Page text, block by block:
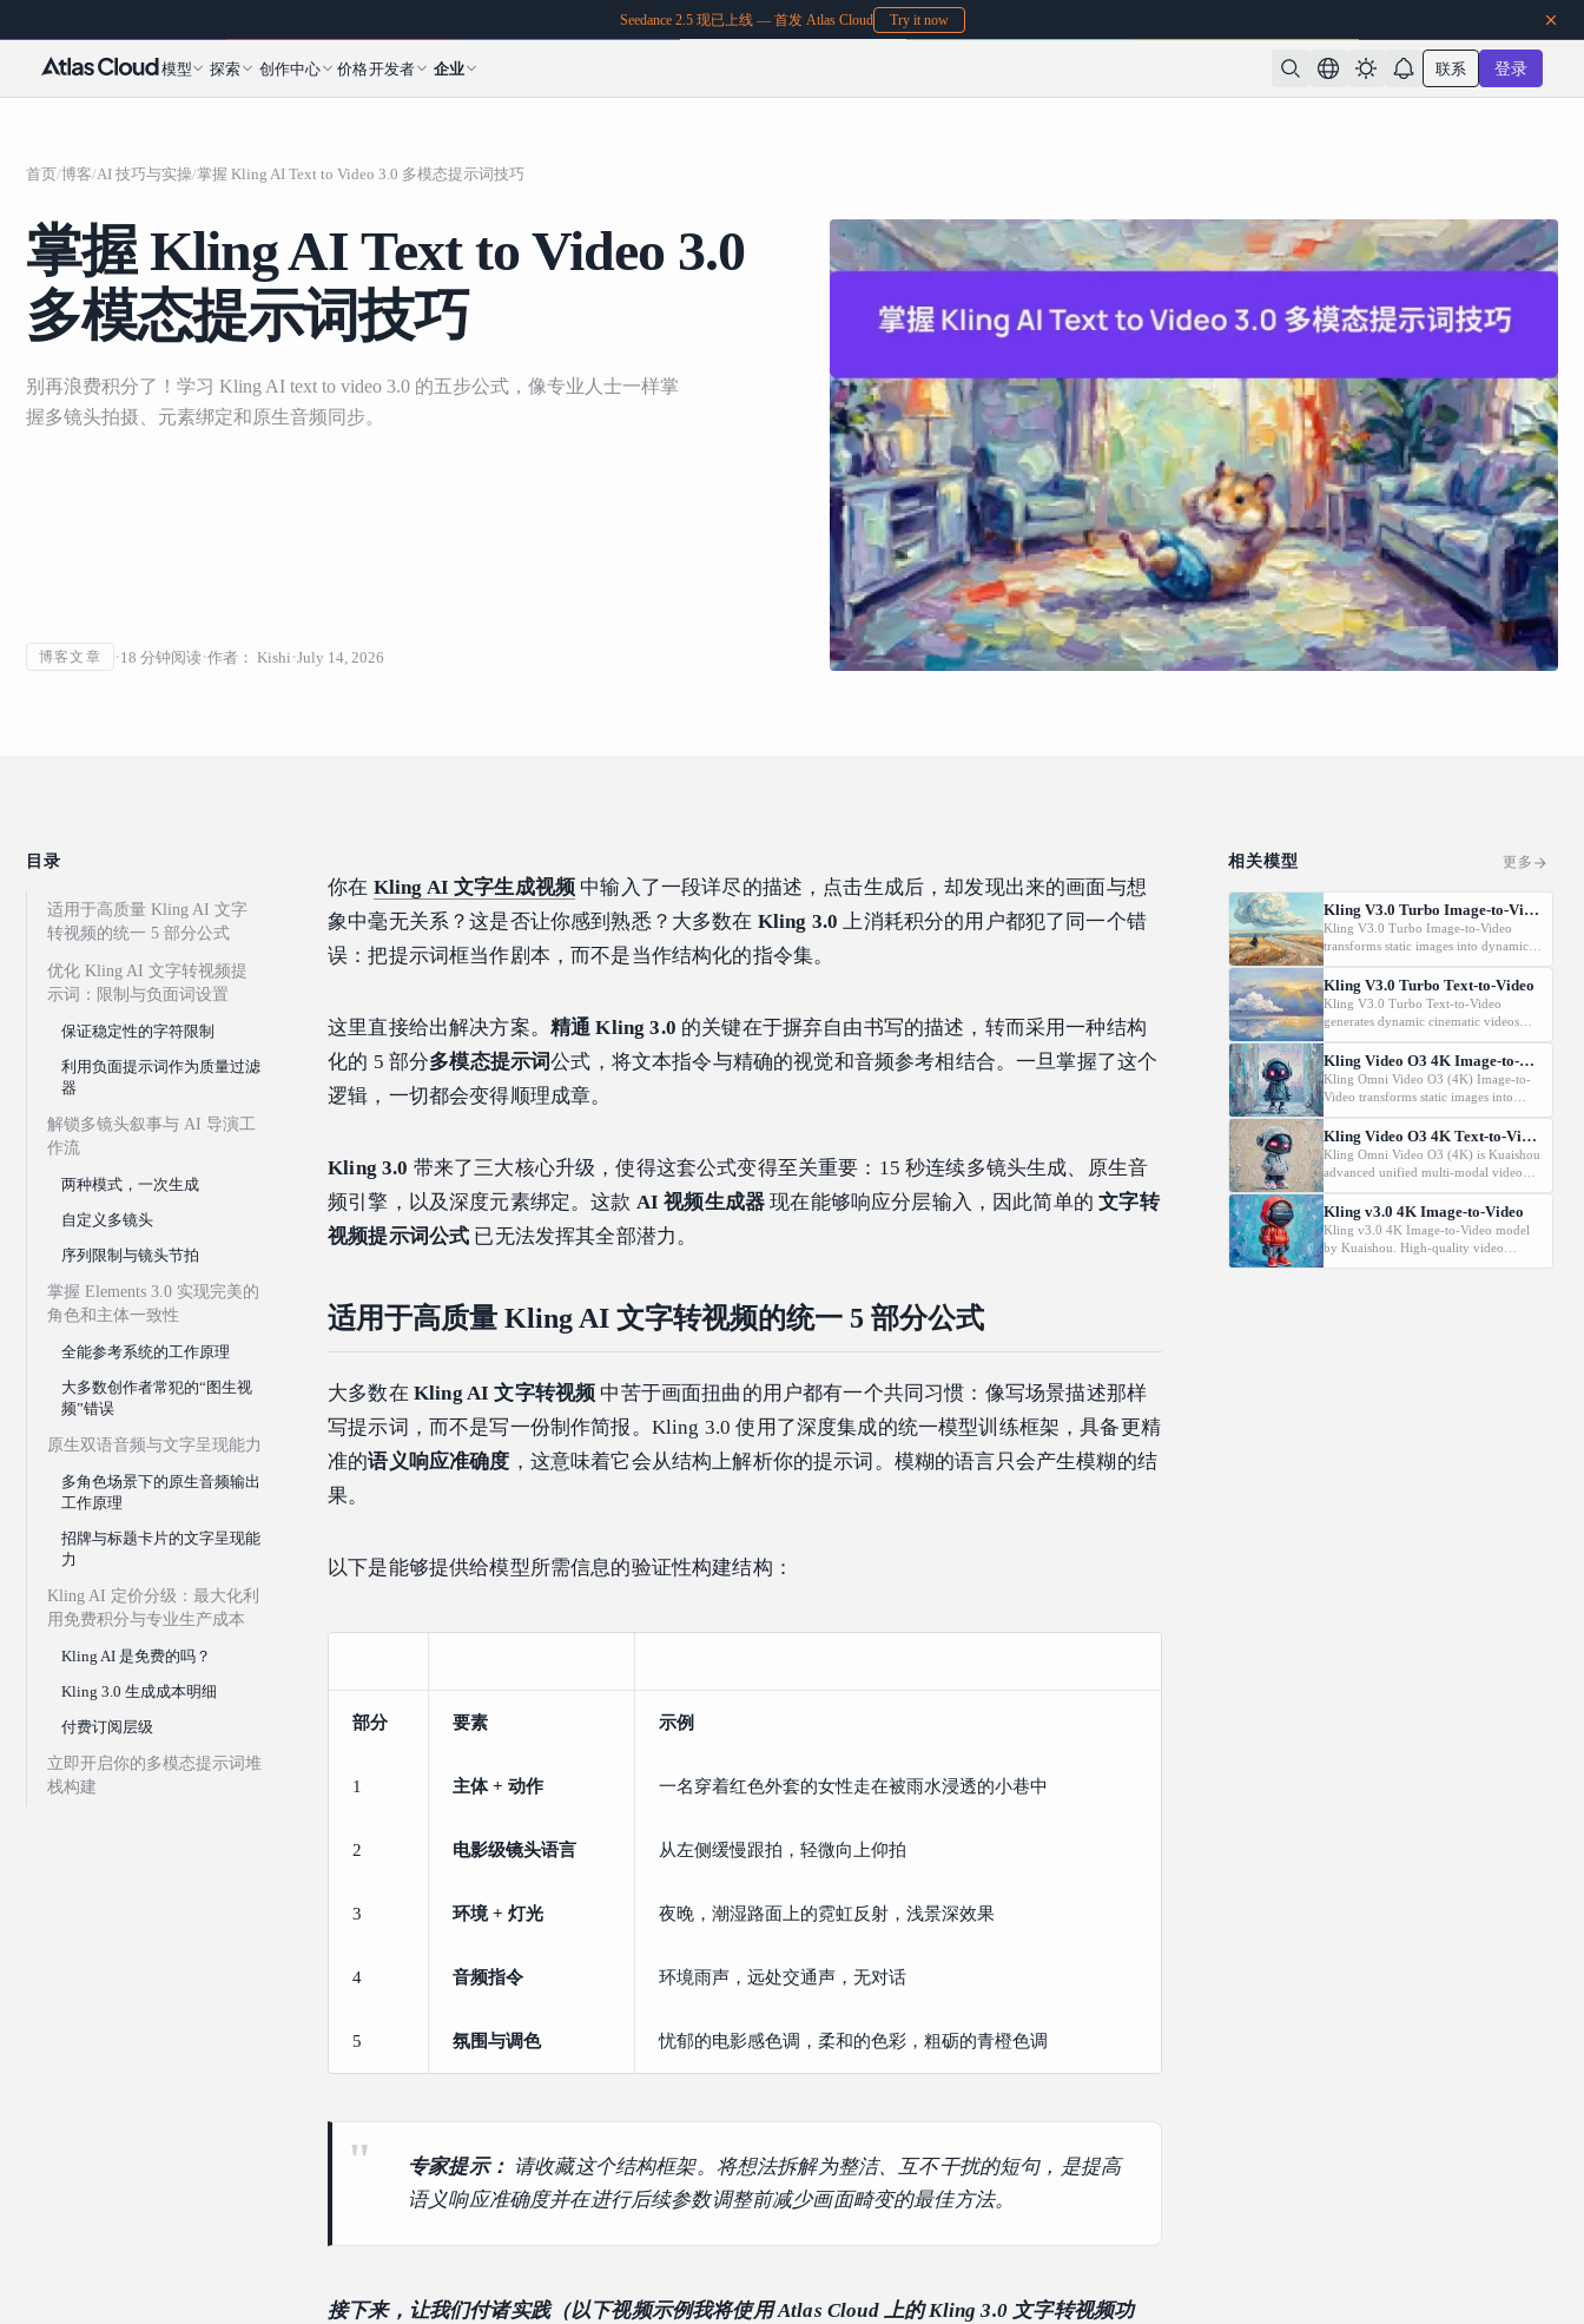
Seedance 2.5 现已上线 — 首发 Atlas Cloud Try it now
模型 探索 创作中心 价格开发者 企业 联系 登录
首页/博客/AI 技巧与实操/掌握 Kling AI Text to Video 3.0 多模态提示词技巧
掌握 Kling AI Text to Video 3.0
多模态提示词技巧
别再浪费积分了！学习 Kling AI text to video 3.0 的五步公式，像专业人士一样掌
握多镜头拍摄、元素绑定和原生音频同步。
博客文章 18 分钟阅读 作者： Kishi July 14, 2026
目录
适用于高质量 Kling AI 文字
转视频的统一 5 部分公式
优化 Kling AI 文字转视频提
示词：限制与负面词设置
保证稳定性的字符限制
利用负面提示词作为质量过滤
器
解锁多镜头叙事与 AI 导演工
作流
两种模式，一次生成
自定义多镜头
序列限制与镜头节拍
掌握 Elements 3.0 实现完美的
角色和主体一致性
全能参考系统的工作原理
大多数创作者常犯的“图生视
频”错误
原生双语音频与文字呈现能力
多角色场景下的原生音频输出
工作原理
招牌与标题卡片的文字呈现能
力
Kling AI 定价分级：最大化利
用免费积分与专业生产成本
Kling AI 是免费的吗？
Kling 3.0 生成成本明细
付费订阅层级
立即开启你的多模态提示词堆
栈构建
你在 Kling AI 文字生成视频 中输入了一段详尽的描述，点击生成后，却发现出来的画面与想
象中毫无关系？这是否让你感到熟悉？大多数在 Kling 3.0 上消耗积分的用户都犯了同一个错
误：把提示词框当作剧本，而不是当作结构化的指令集。
这里直接给出解决方案。 精通 Kling 3.0 的关键在于摒弃自由书写的描述，转而采用一种结构
化的 5 部分多模态提示词公式，将文本指令与精确的视觉和音频参考相结合。一旦掌握了这个
逻辑，一切都会变得顺理成章。
Kling 3.0 带来了三大核心升级，使得这套公式变得至关重要：15 秒连续多镜头生成、原生音
频引擎，以及深度元素绑定。这款 AI 视频生成器 现在能够响应分层输入，因此简单的文字转
视频提示词公式 已无法发挥其全部潜力。
适用于高质量 Kling AI 文字转视频的统一 5 部分公式
大多数在 Kling AI 文字转视频 中苦于画面扭曲的用户都有一个共同习惯：像写场景描述那样
写提示词，而不是写一份制作简报。Kling 3.0 使用了深度集成的统一模型训练框架，具备更精
准的语义响应准确度 ，这意味着它会从结构上解析你的提示词。模糊的语言只会产生模糊的结
果。
以下是能够提供给模型所需信息的验证性构建结构：
部分 要素 示例
1 主体 + 动作 一名穿着红色外套的女性走在被雨水浸透的小巷中
2 电影级镜头语言 从左侧缓慢跟拍，轻微向上仰拍
3 环境 + 灯光 夜晚，潮湿路面上的霓虹反射，浅景深效果
4 音频指令 环境雨声，远处交通声，无对话
5 氛围与调色 忧郁的电影感色调，柔和的色彩，粗砺的青橙色调
专家提示： 请收藏这个结构框架。将想法拆解为整洁、互不干扰的短句，是提高
语义响应准确度并在进行后续参数调整前减少画面畸变的最佳方法。
接下来，让我们付诸实践（以下视频示例我将使用 Atlas Cloud 上的 Kling 3.0 文字转视频功
相关模型 更多
Kling V3.0 Turbo Image-to-Video
Kling V3.0 Turbo Image-to-Video
transforms static images into dynamic
cinematic videos using MVL
technology. Supports first/last frame
control and audio generation.
Kling V3.0 Turbo Text-to-Video
Kling V3.0 Turbo Text-to-Video
generates dynamic cinematic videos
from text prompts using MVL
technology. Supports first/last frame
control and audio generation.
Kling Video O3 4K Image-to-Video
Kling Omni Video O3 (4K) Image-to-
Video transforms static images into
dynamic cinematic videos using MVL
technology. Supports first/last frame
control and audio generation.
Kling Video O3 4K Text-to-Video
Kling Omni Video O3 (4K) is Kuaishou
advanced unified multi-modal video
model with MVL (Multi-modal Visual
Language) technology. Generates high-
quality videos from text prompts with
natural motion and audio generation
Kling v3.0 4K Image-to-Video
Kling v3.0 4K Image-to-Video model
by Kuaishou. High-quality video
generation from images.